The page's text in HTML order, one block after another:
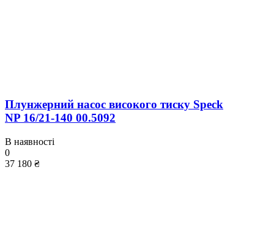
Плунжерний насос високого тиску Speck
NP 16/21-140 00.5092
В наявності
0
37 180 ₴